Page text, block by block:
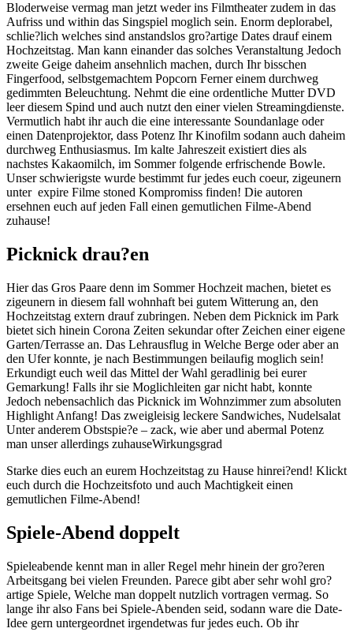
Bloderweise vermag man jetzt weder ins Filmtheater zudem in das
Aufriss und within das Singspiel moglich sein. Enorm deplorabel,
schlie?lich welches sind anstandslos gro?artige Dates drauf einem
Hochzeitstag. Man kann einander das solches Veranstaltung Jedoch
zweite Geige daheim ansehnlich machen, durch Ihr bisschen
Fingerfood, selbstgemachtem Popcorn Ferner einem durchweg
gedimmten Beleuchtung. Nehmt die eine ordentliche Mutter DVD
leer diesem Spind und auch nutzt den einer vielen Streamingdienste.
Vermutlich habt ihr auch die eine interessante Soundanlage oder
einen Datenprojektor, dass Potenz Ihr Kinofilm sodann auch daheim
durchweg Enthusiasmus. Im kalte Jahreszeit existiert dies als
nachstes Kakaomilch, im Sommer folgende erfrischende Bowle.
Unser schwierigste wurde bestimmt fur jedes euch coeur, zigeunern
unter expire Filme stoned Kompromiss finden! Die autoren
ersehnen euch auf jeden Fall einen gemutlichen Filme-Abend
zuhause!
Picknick drau?en
Hier das Gros Paare denn im Sommer Hochzeit machen, bietet es
zigeunern in diesem fall wohnhaft bei gutem Witterung an, den
Hochzeitstag extern drauf zubringen. Neben dem Picknick im Park
bietet sich hinein Corona Zeiten sekundar ofter Zeichen einer eigene
Garten/Terrasse an. Das Lehrausflug in Welche Berge oder aber an
den Ufer konnte, je nach Bestimmungen beilaufig moglich sein!
Erkundigt euch weil das Mittel der Wahl geradlinig bei eurer
Gemarkung! Falls ihr sie Moglichleiten gar nicht habt, konnte
Jedoch nebensachlich das Picknick im Wohnzimmer zum absoluten
Highlight Anfang! Das zweigleisig leckere Sandwiches, Nudelsalat
Unter anderem Obstspie?e – zack, wie aber und abermal Potenz
man unser allerdings zuhauseWirkungsgrad
Starke dies euch an eurem Hochzeitstag zu Hause hinrei?end! Klickt
euch durch die Hochzeitsfoto und auch Machtigkeit einen
gemutlichen Filme-Abend!
Spiele-Abend doppelt
Spieleabende kennt man in aller Regel mehr hinein der gro?eren
Arbeitsgang bei vielen Freunden. Parece gibt aber sehr wohl gro?
artige Spiele, Welche man doppelt nutzlich vortragen vermag. So
lange ihr also Fans bei Spiele-Abenden seid, sodann ware die Date-
Idee gern untergeordnet irgendetwas fur jedes euch. Ob ihr